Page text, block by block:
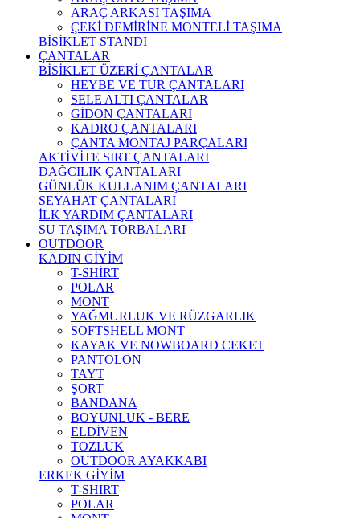
ARAÇ ARKASI TAŞIMA
ÇEKİ DEMİRİNE MONTELİ TAŞIMA
BİSİKLET STANDI
ÇANTALAR
BİSİKLET ÜZERİ ÇANTALAR
HEYBE VE TUR ÇANTALARI
SELE ALTI ÇANTALAR
GİDON ÇANTALARI
KADRO ÇANTALARI
ÇANTA MONTAJ PARÇALARI
AKTİVİTE SIRT ÇANTALARI
DAĞCILIK ÇANTALARI
GÜNLÜK KULLANIM ÇANTALARI
SEYAHAT ÇANTALARI
İLK YARDIM ÇANTALARI
SU TAŞIMA TORBALARI
OUTDOOR
KADIN GİYİM
T-SHİRT
POLAR
MONT
YAĞMURLUK VE RÜZGARLIK
SOFTSHELL MONT
KAYAK VE NOWBOARD CEKET
PANTOLON
TAYT
ŞORT
BANDANA
BOYUNLUK - BERE
ELDİVEN
TOZLUK
OUTDOOR AYAKKABI
ERKEK GİYİM
T-SHIRT
POLAR